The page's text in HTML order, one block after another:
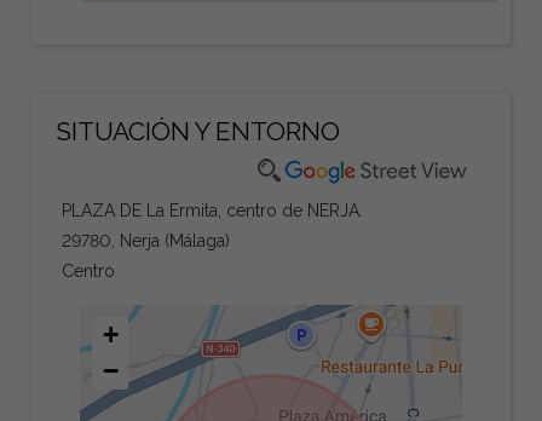
SITUACIÓN Y ENTORNO
PLAZA DE La Ermita, centro de NERJA.
29780, Nerja (Málaga)
Centro
+
−